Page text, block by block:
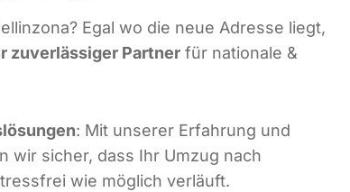
Egal wo die neue Adresse liegt,
zuverlässiger Partner für nationale &
: Mit unserer Erfahrung und
wir sicher, dass Ihr Umzug nach
wie möglich verläuft.